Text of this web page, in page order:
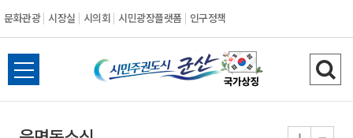
문화관광 시장실 시의회 시민광장플랫폼 인구정책
시
민
전
체
검
색